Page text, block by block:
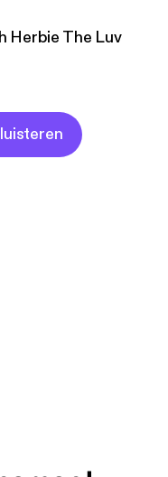
that they can
a more
Herbie The Luv